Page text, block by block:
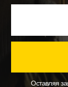
Оставляя